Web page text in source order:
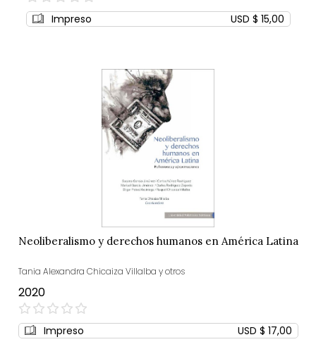
0%
Impreso USD $ 15,00
Neoliberalismo y derechos humanos en América Latina
Tania Alexandra Chicaiza Villalba y otros
2020
0%
Impreso USD $ 17,00